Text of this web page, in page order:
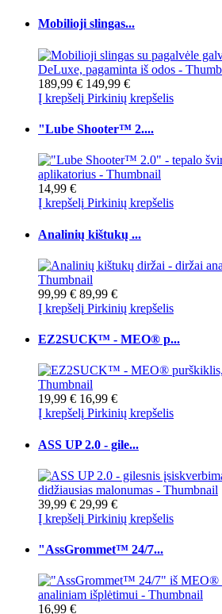
Mobilioji slingas...
189,99 € 149,99 €
Į krepšelį Pirkinių krepšelis
"Lube Shooter™ 2....
14,99 €
Į krepšelį Pirkinių krepšelis
Analinių kištukų ...
99,99 € 89,99 €
Į krepšelį Pirkinių krepšelis
EZ2SUCK™ - MEO® p...
19,99 € 16,99 €
Į krepšelį Pirkinių krepšelis
ASS UP 2.0 - gile...
39,99 € 29,99 €
Į krepšelį Pirkinių krepšelis
"AssGrommet™ 24/7...
16,99 €